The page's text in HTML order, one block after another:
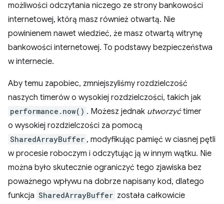
możliwości odczytania niczego ze strony bankowości
internetowej, którą masz również otwartą. Nie
powinienem nawet wiedzieć, że masz otwartą witrynę
bankowości internetowej. To podstawy bezpieczeństwa
w internecie.
Aby temu zapobiec, zmniejszyliśmy rozdzielczość
naszych timerów o wysokiej rozdzielczości, takich jak
performance.now() . Możesz jednak utworzyćtimer
o wysokiej rozdzielczości za pomocą
SharedArrayBuffer , modyfikując pamięć w ciasnej pętli
w procesie roboczym i odczytując ją w innym wątku. Nie
można było skutecznie ograniczyć tego zjawiska bez
poważnego wpływu na dobrze napisany kod, dlatego
funkcja SharedArrayBuffer została całkowicie